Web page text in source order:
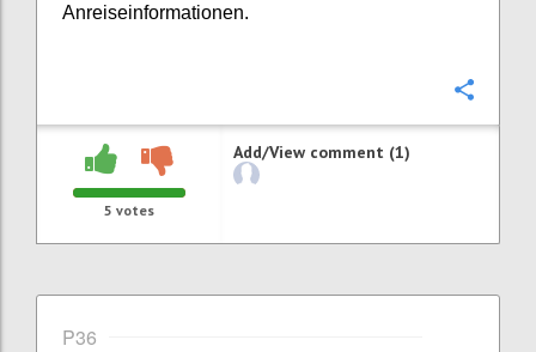
Anreiseinformationen.
5 votes
Add/View comment (1)
P36